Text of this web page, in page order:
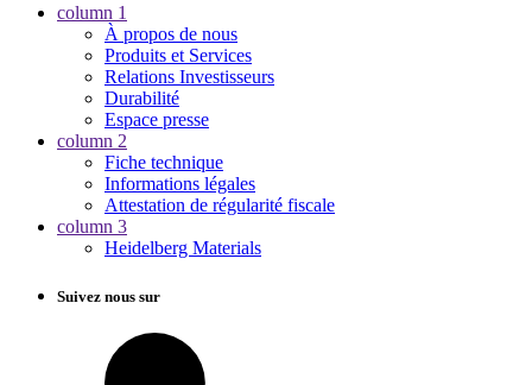
column 1
À propos de nous
Produits et Services
Relations Investisseurs
Durabilité
Espace presse
column 2
Fiche technique
Informations légales
Attestation de régularité fiscale
column 3
Heidelberg Materials
Suivez nous sur